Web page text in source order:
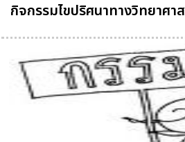
กิจกรรมไขปริศนาทางวิทยาศ